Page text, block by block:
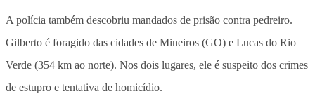
A polícia também descobriu mandados de prisão contra pedreiro.
Gilberto é foragido das cidades de Mineiros (GO) e Lucas do Rio
Verde (354 km ao norte). Nos dois lugares, ele é suspeito dos crimes
de estupro e tentativa de homicídio.